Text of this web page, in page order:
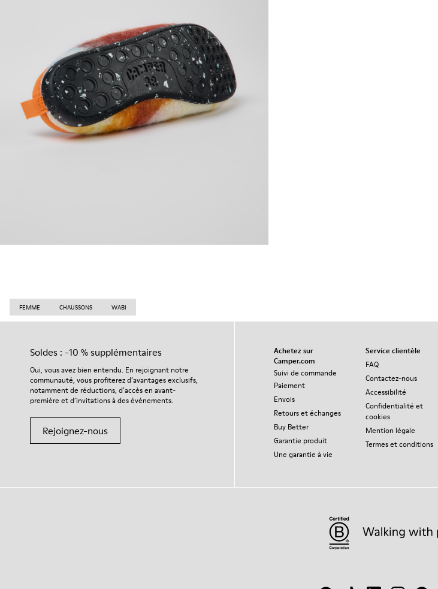
FEMME CHAUSSONS WABI
Soldes : -10 % supplémentaires
Oui, vous avez bien entendu. En rejoignant notre
communauté, vous profiterez d’avantages exclusifs,
notamment de réductions, d’accès en avant-
première et d’invitations à des événements.
Rejoignez-nous
Achetez sur
Camper.com
Suivi de commande
Paiement
Envois
Retours et échanges
Buy Better
Garantie produit
Une garantie à vie
Service clientèle
FAQ
Contactez-nous
Accessibilité
Confidentialité et
cookies
Mention légale
Termes et conditions